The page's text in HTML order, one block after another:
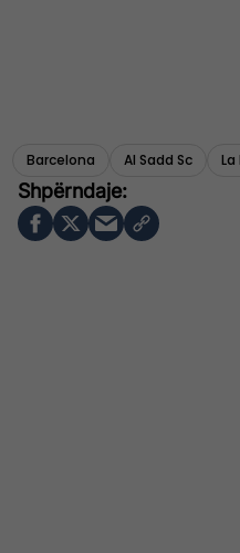
Barcelona Al Sadd Sc La